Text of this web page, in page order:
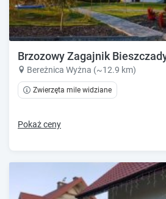
Brzozowy Zagajnik
Bereżnica Wyżna (~12.9 km)
Zwierzęta mile widziane
Pokaż ceny